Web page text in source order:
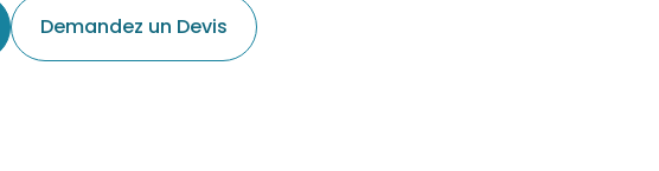
Demandez un Devis